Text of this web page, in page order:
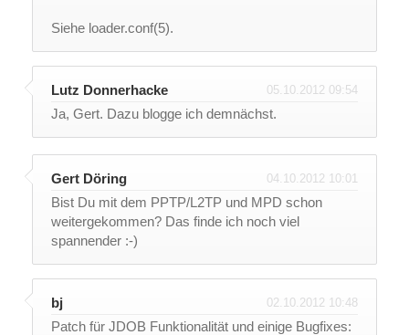
Siehe loader.conf(5).
Lutz Donnerhacke 05.10.2012 09:54
Ja, Gert. Dazu blogge ich demnächst.
Gert Döring 04.10.2012 10:01
Bist Du mit dem PPTP/L2TP und MPD schon
weitergekommen? Das finde ich noch viel
spannender :-)
bj 02.10.2012 10:48
Patch für JDOB Funktionalität und einige Bugfixes: